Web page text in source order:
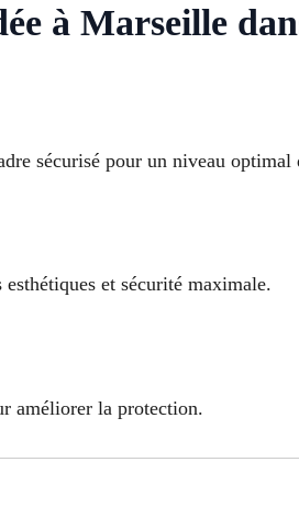
à Marseille
sécurisé pour un niveau optimal
et sécurité maximale.
améliorer la protection.